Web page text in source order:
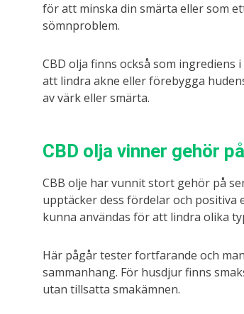
för att minska din smärta eller som
sömnproblem.
CBD olja finns också som
att lindra akne eller förebygga
av värk eller smärta.
CBD olja vinner gehör
CBB olje har vunnit stort gehör på
upptäcker dess fördelar och positiva
kunna användas för att lindra olika
Här pågår tester fortfarande och
sammanhang. För husdjur finns
utan tillsatta smakämnen.